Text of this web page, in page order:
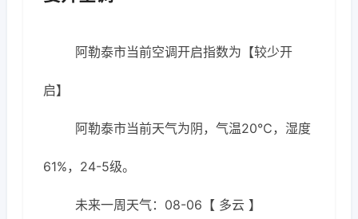
阿勒泰市当前空调开启指数为【较少开
启】
阿勒泰市当前天气为阴，气温20℃，湿度
61%，24-5级。
未来一周天气：08-06【 多云 】